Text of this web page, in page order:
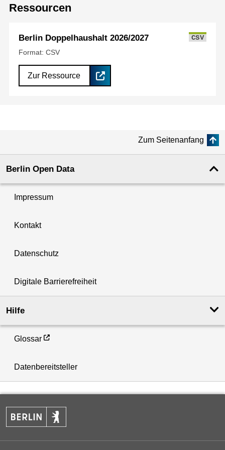
Ressourcen
Berlin Doppelhaushalt 2026/2027
CSV
Format: CSV
Zur Ressource
Zum Seitenanfang
Berlin Open Data
Impressum
Kontakt
Datenschutz
Digitale Barrierefreiheit
Hilfe
Glossar
Datenbereitsteller